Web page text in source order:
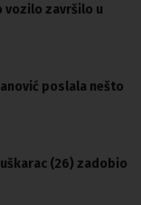
vozilo završilo u
poslala nešto
(26) zadobio